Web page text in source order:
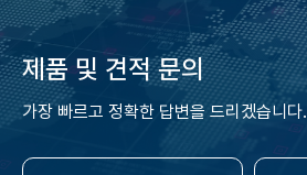
제품 및 견적 문의
가장 빠르고 정확한 답변을 드리겠습니다.